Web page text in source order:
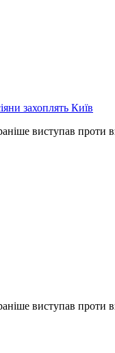
захоплять Київ
виступав
виступав